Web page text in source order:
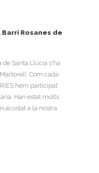
Rosanes de
de Santa Llúcia s'ha
Com cada
hem participat
Han estat molts
acostat a la nostra